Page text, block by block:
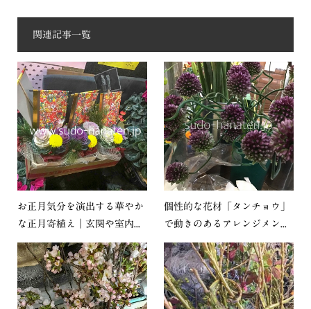
関連記事一覧
お正月気分を演出する華やか
な正月寄植え｜玄関や室内...
個性的な花材「タンチョウ」
で動きのあるアレンジメン...